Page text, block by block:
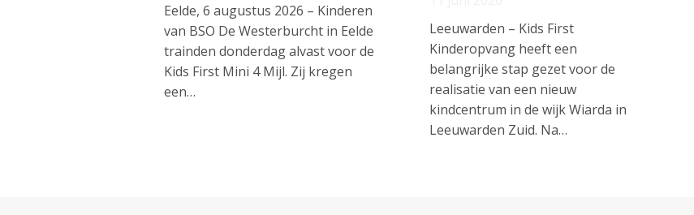
Eelde, 6 augustus 2026 – Kinderen
van BSO De Westerburcht in Eelde
trainden donderdag alvast voor de
Kids First Mini 4 Mijl. Zij kregen
een…
Leeuwarden – Kids First
Kinderopvang heeft een
belangrijke stap gezet voor de
realisatie van een nieuw
kindcentrum in de wijk Wiarda in
Leeuwarden Zuid. Na…